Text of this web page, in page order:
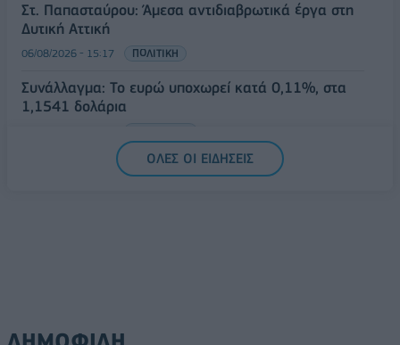
Στ. Παπασταύρου: Άμεσα αντιδιαβρωτικά έργα στη
Δυτική Αττική
06/08/2026 - 15:17 ΠΟΛΙΤΙΚΗ
Συνάλλαγμα: Το ευρώ υποχωρεί κατά 0,11%, στα
1,1541 δολάρια
ΟΛΕΣ ΟΙ ΕΙΔΗΣΕΙΣ